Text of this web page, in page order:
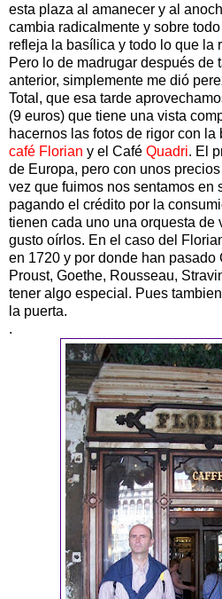
esta plaza al amanecer y al
cambia radicalmente y sobre
refleja la basílica y todo lo que la
Pero lo de madrugar después de
anterior, simplemente me dió
Total, que esa tarde
(9 euros) que tiene una vista
hacernos las fotos de rigor con la
café Florian y el Café Quadri. El
de Europa, pero con unos
vez que fuimos nos sentamos en
pagando el crédito por la
tienen cada uno una orquesta de
gusto oírlos. En el caso del
en 1720 y por donde han pasado
Proust, Goethe, Rousseau,
tener algo especial. Pues
la puerta.
.